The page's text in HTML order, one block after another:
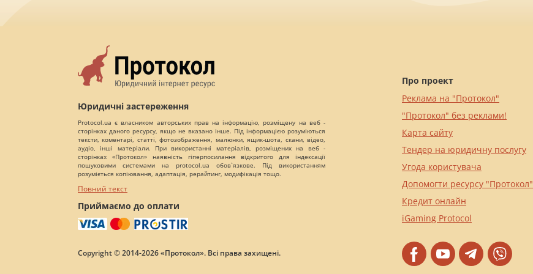
Юридичні застереження
Protocol.ua є власником авторських прав на інформацію, розміщену на веб -
сторінках даного ресурсу, якщо не вказано інше. Під інформацією розуміються
тексти, коментарі, статті, фотозображення, малюнки, ящик-шота, скани, відео,
аудіо, інші матеріали. При використанні матеріалів, розміщених на веб -
сторінках «Протокол» наявність гіперпосилання відкритого для індексації
пошуковими системами на protocol.ua обов`язкове. Під використанням
розуміється копіювання, адаптація, рерайтинг, модифікація тощо.
Повний текст
Приймаємо до оплати
Copyright © 2014-2026 «Протокол». Всі права захищені.
Про проект
Реклама на "Протокол"
"Протокол" без реклами!
Карта сайту
Тендер на юридичну послугу
Угода користувача
Допомогти ресурсу "Протокол"
Кредит онлайн
iGaming Protocol